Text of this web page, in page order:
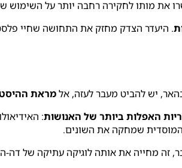
את מותו לחקירה רחבה יותר על השימוש
. היעדר הצדק מחזק את התחושה שחיי
יש להביט מעבר לעזה, אלמראת
האפלות ביותר של האנושות:
שמחקה את השונים.
זה מחייה את אותה לוגיקה עתיקה של